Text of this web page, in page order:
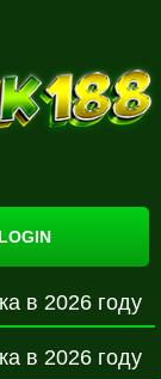
LOGIN
в 2026 году
в 2026 году